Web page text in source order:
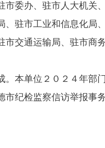
市委办、驻市人大机关
、驻市工业和信息化局
市交通运输局、驻市商
。本单位２０２４年
纪检监察信访举报事务